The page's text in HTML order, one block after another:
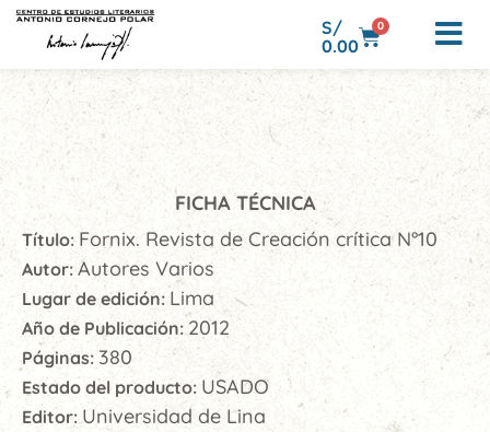
S/
0.00
0
FICHA TÉCNICA
Título: Fornix. Revista de Creación crítica N°10
Autor: Autores Varios
Lugar de edición: Lima
Año de Publicación:2012
Páginas: 380
Estado del producto: USADO
Editor:Universidad de Lina